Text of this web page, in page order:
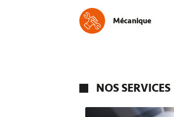
Mécanique
NOS SERVICES